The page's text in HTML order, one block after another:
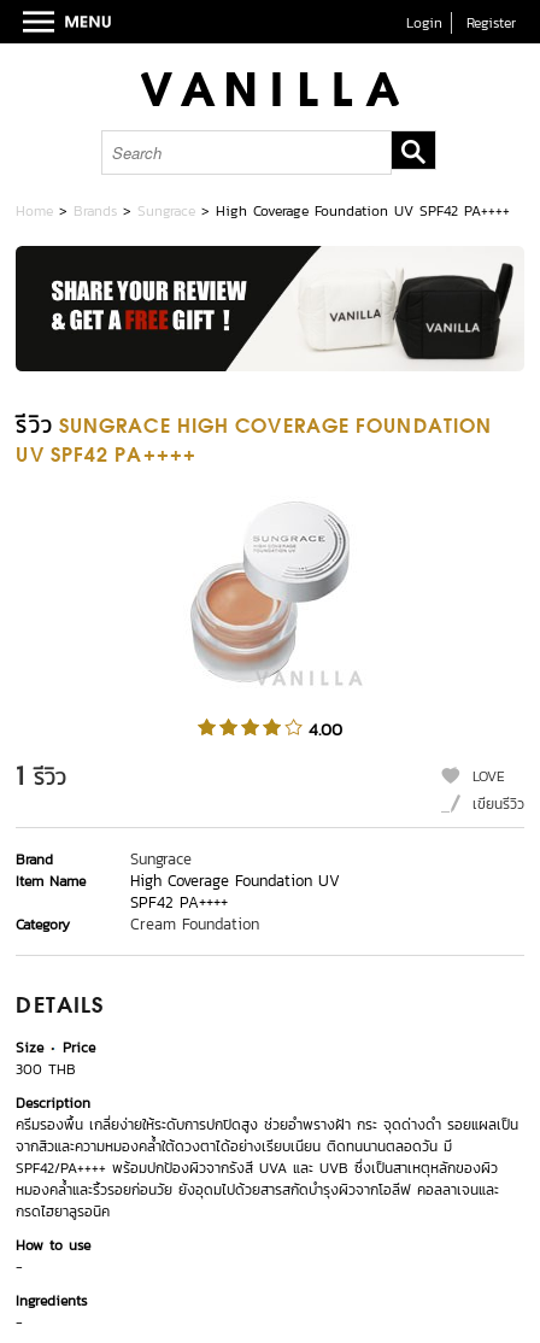
Login Register
Home > Brands > Sungrace >High Coverage Foundation UV SPF42 PA++++
รีวิว SUNGRACE HIGH COVERAGE FOUNDATION
UV SPF42 PA++++
4.00
1 รีวิว
LOVE
เขียนรีวิว
Brand Sungrace
Item Name
High Coverage Foundation UV
SPF42 PA++++
Category Cream Foundation
DETAILS
Size
Price
300 THB
Description
ครีมรองพื้น เกลี่ยง่ายให้ระดับการปกปิดสูง ช่วยอำพรางฝ้า กระ จุดด่างดำ รอยแผลเป็น
จากสิวและความหมองคล้ำใต้ดวงตาได้อย่างเรียบเนียน ติดทนนานตลอดวัน มี
SPF42/PA++++ พร้อมปกป้องผิวจากรังสี UVA และ UVB ซึ่งเป็นสาเหตุหลักของผิว
หมองคล้ำและริ้วรอยก่อนวัย ยังอุดมไปด้วยสารสกัดบำรุงผิวจากโอลีฟ คอลลาเจนและ
กรดไฮยาลูรอนิค
How to use
-
Ingredients
-